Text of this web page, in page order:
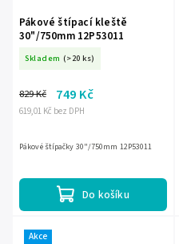
Pákové štípací kleště
30"/750mm 12P53011
Skladem (>20 ks)
619,01 Kč bez DPH
829 Kč 749 Kč
Do košíku
Pákové štípačky 30"/750mm 12P53011
Akce